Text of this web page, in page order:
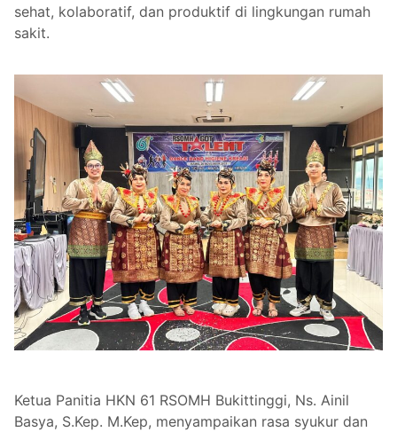
sehat, kolaboratif, dan produktif di lingkungan rumah
sakit.
Ketua Panitia HKN 61 RSOMH Bukittinggi, Ns. Ainil
Basya, S.Kep. M.Kep, menyampaikan rasa syukur dan